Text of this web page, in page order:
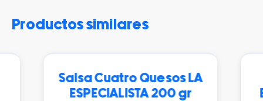
productos similares
Salsa Cuatro Quesos LA
ESPECIALISTA 200 gr